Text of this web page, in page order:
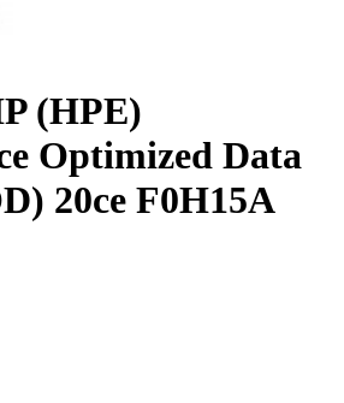
(HPE)
Optimized Data
20ce F0H15A